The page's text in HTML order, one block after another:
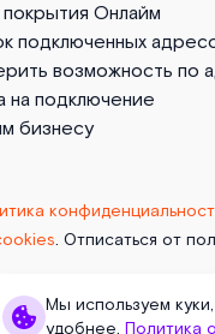
покрытия Онлайм
подключенных
возможность по
на подключение
бизнесу
. Отписаться от
Мы используем
удобнее. Политика